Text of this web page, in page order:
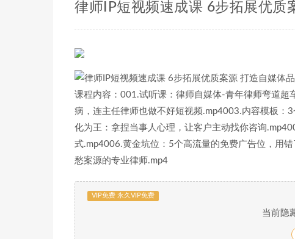
律师IP短视频速成课 6步拓展优质
课程内容：001.试听课：律师自媒体-青年律师弯道
病，连主任律师也做不好短视频.mp4003.内容模板：
化为王：拿捏当事人心理，让客户主动找你咨询
式.mp4006.黄金坑位：5个高流量的免费广告位，用
愁案源的专业律师.mp4
VIP免费 永久VIP免费
当前隐